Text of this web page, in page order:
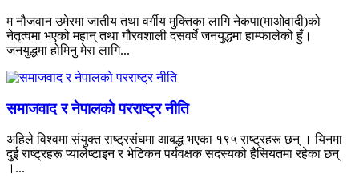
म नौजवान उमेरमा जातीय तथा वर्गीय मुक्तिका लागि नेकपा(माओवादी)को
नेतृत्वमा भएको महान् तथा गौरवशाली दसवर्षे जनयुद्धमा हाम्फालेको हुँ।
जनयुद्धमा होमिनु मेरा लागि...
समाजवाद र नेपालको परराष्ट्र नीति
अहिले विश्वमा संयुक्त राष्ट्रसंघमा आबद्ध भएका १९५ राष्ट्रहरू छन् । यिनमा
दुई राष्ट्रहरू प्यालेष्टाइन र भेटिकन पर्यवक्षक सदस्यको हैसियतमा रहेका छन्
।...